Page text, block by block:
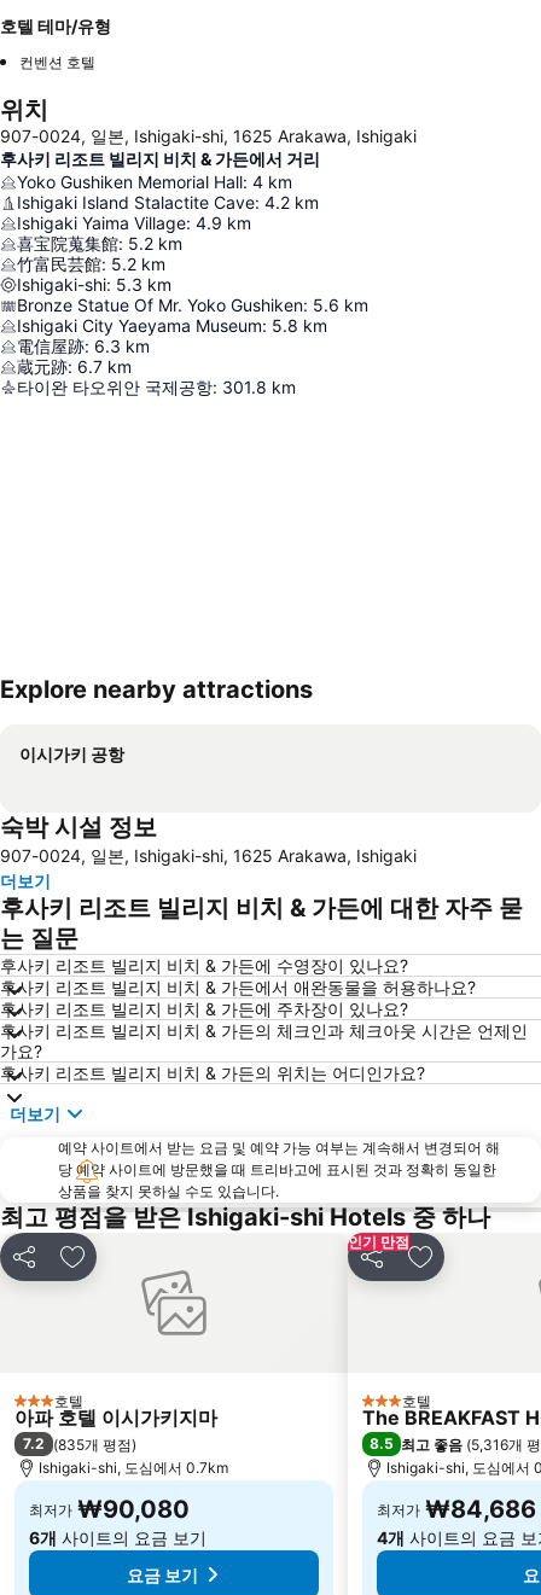
호텔 테마/유형
컨벤션 호텔
위치
907-0024, 일본, Ishigaki-shi, 1625 Arakawa, Ishigaki
후사키 리조트 빌리지 비치 & 가든에서 거리
Yoko Gushiken Memorial Hall: 4 km
Ishigaki Island Stalactite Cave: 4.2 km
Ishigaki Yaima Village: 4.9 km
喜宝院蒐集館: 5.2 km
竹富民芸館: 5.2 km
Ishigaki-shi: 5.3 km
Bronze Statue Of Mr. Yoko Gushiken: 5.6 km
Ishigaki City Yaeyama Museum: 5.8 km
電信屋跡: 6.3 km
蔵元跡: 6.7 km
타이완 타오위안 국제공항: 301.8 km
Explore nearby attractions
이시가키 공항
숙박 시설 정보
907-0024, 일본, Ishigaki-shi, 1625 Arakawa, Ishigaki
더보기
후사키 리조트 빌리지 비치 & 가든에 대한 자주 묻
는 질문
후사키 리조트 빌리지 비치 & 가든에 수영장이 있나요?
후사키 리조트 빌리지 비치 & 가든에서 애완동물을 허용하나요?
후사키 리조트 빌리지 비치 & 가든에 주차장이 있나요?
후사키 리조트 빌리지 비치 & 가든의 체크인과 체크아웃 시간은 언제인
가요?
후사키 리조트 빌리지 비치 & 가든의 위치는 어디인가요?
더보기
예약 사이트에서 받는 요금 및 예약 가능 여부는 계속해서 변경되어 해
당 예약 사이트에 방문했을 때 트리바고에 표시된 것과 정확히 동일한
상품을 찾지 못하실 수도 있습니다.
최고 평점을 받은 Ishigaki-shi Hotels 중 하나
공유 즐겨찾기에 추가
3 성급호텔
아파 호텔 이시가키지마
7.2 (835개 평점)
Ishigaki-shi, 도심에서 0.7km
최저가 ₩90,080
6개 사이트의 요금 보기
요금 보기
인기 만점
공유 즐겨찾기에
3 성급호텔
The BREAKFAST
8.5 최고 좋음 (5,316개
Ishigaki-shi, 도심에서
최저가 ₩84,686
4개 사이트의 요금 보